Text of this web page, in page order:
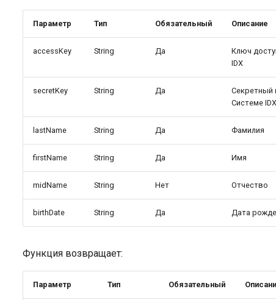
Параметр Тип Обязательный Описание
accessKey String Да
Ключ
IDX
secretKey String Да
Секретный
Системе IDX
lastName String Да Фамилия
firstName String Да Имя
midName String Нет Отчество
birthDate String Да Дата
Функция возвращает:
Параметр Тип Обязательный